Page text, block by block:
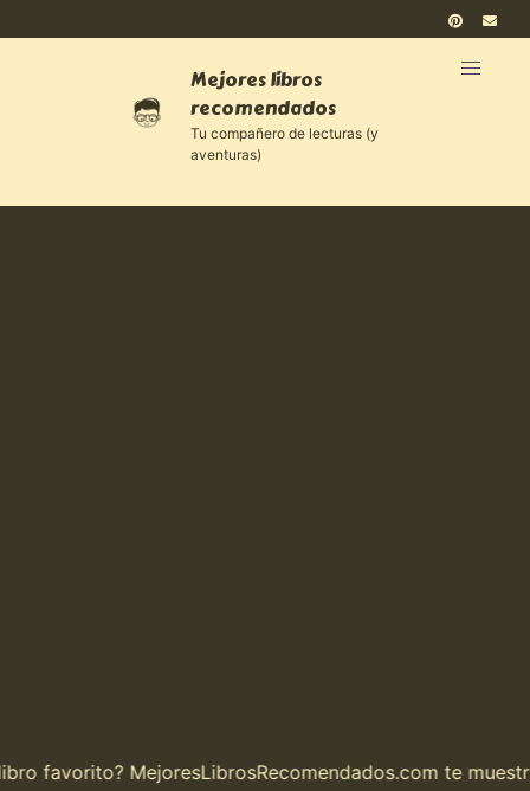
Mejores libros
recomendados
Tu compañero de lecturas (y
aventuras)
MejoresLibrosRecomendados.com te muestra el